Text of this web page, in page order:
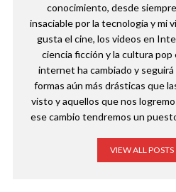
conocimiento, desde
insaciable por la tecnología y mi
gusta el cine, los videos en
ciencia ficción y la cultura pop
internet ha cambiado y
formas aún más drásticas que
visto y aquellos que nos
ese cambio tendremos un
VIEW ALL POSTS